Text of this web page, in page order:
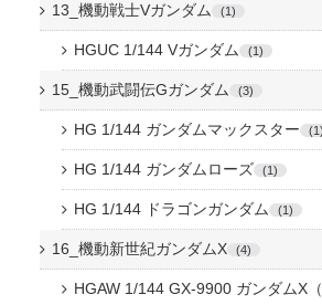
13_機動戦士Vガンダム 1
HGUC 1/144 Vガンダム 1
15_機動武闘伝Gガンダム 3
HG 1/144 ガンダムマックスター 1
HG 1/144 ガンダムローズ 1
HG 1/144 ドラゴンガンダム 1
16_機動新世紀ガンダムX 4
HGAW 1/144 GX-9900 ガンダムX（